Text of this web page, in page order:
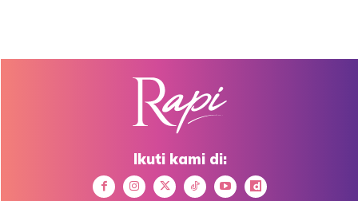
Ikuti kami di: